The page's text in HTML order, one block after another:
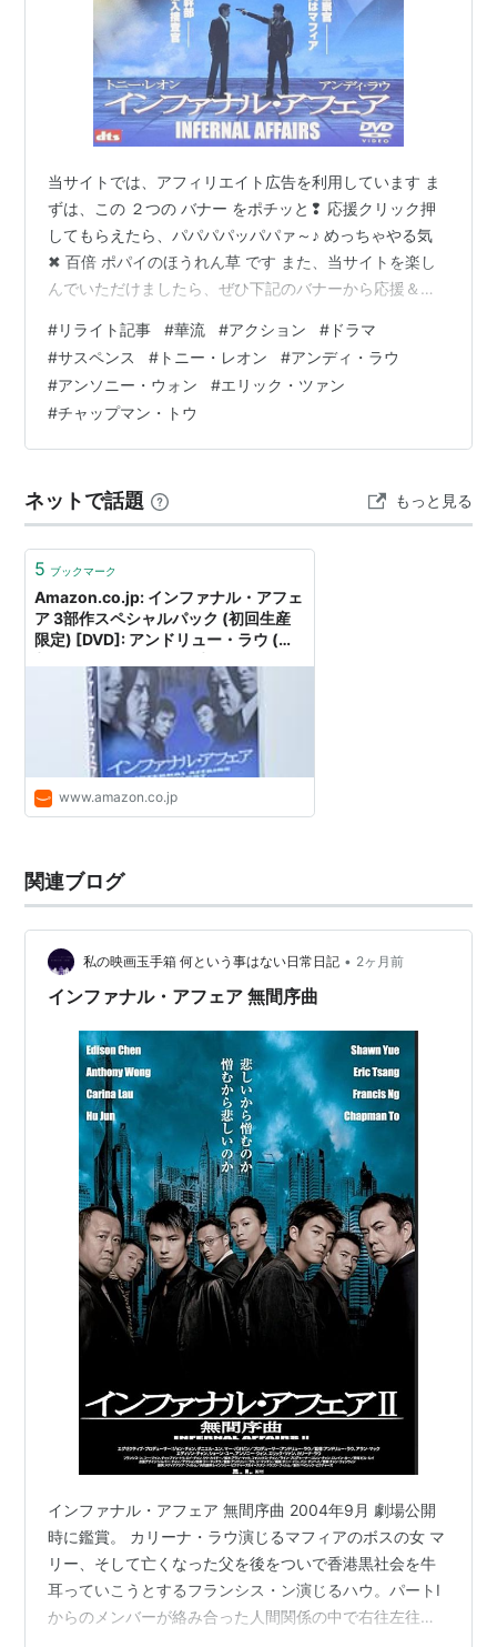
の主演賞を受賞した。
出演作は、
インファナル・アフェア 終極無間(2005)
１：９９ 電影行動(2003)
ツインズ・エフェクト(2003)
ブラック・シティ 黒白森林(2003)
メダリオン(2003)
インファナル・アフェア 無間序曲(2003)
インファナル・アフェア(2002)
スー・チーin ヴィジブル・シークレット(2002)
ブルース・ロウ 猛龍特技 香港スタント伝説
(2000)
愛は波の彼方に(1999)
センチュリー・オブ・ザ・ドラゴン(1999)
八仙飯店之人肉饅頭２＜未＞(1998)
風雲 ストームライダーズ(1998)
ＢＥＡＳＴ ＣＯＰＳ 野獣刑警＜未＞(1998)
炎の大捜査線２(1997)
アルマゲドン＜未＞(1997)
Ｇ４特工 ＯＰＴＩＯＮ ＺＥＲＯ＜未＞
欲望の街・古惑仔 II／台湾立志伝(1996)
エボラ・シンドローム／悪魔の殺人ウィルス
(1996)
ブラック・マスク(1996)
野獣特捜隊(1994)
カジノ・シンジケート／組織犯罪覇権抗争＜未
＞(1994)
風よさらば(1993)
八仙飯店之人肉饅頭＜未＞(1993)
溶屍鬼＜未＞(1993)
ワンダーガールズ東方三侠＜未＞(1993)
ワンダーガールズ東方三侠２＜未＞(1993)
恋のトラブルメイカー＜未＞(1992)
ハード・ボイルド／新・男たちの挽歌(1992)
真説エロティック・ゴースト・ストーリー／覇
王ウーチュンの逆襲＜未＞(1991)
ＨＡＫＥＮ 覇拳＜OV＞(1991)
バイオレンス・コップ／復讐計画＜未＞(1990)
恋愛季節＜未＞(1986)
・・・等、多数。
当サイトでは、アフィリエイト広告を利用しています ま
ずは、この ２つの バナー をポチッと❢ 応援クリック押
してもらえたら、パパパパッパパァ～♪ めっちゃやる気
✖ 百倍 ポパイのほうれん草 です また、当サイトを楽し
んでいただけましたら、ぜひ下記のバナーから応援＆フ
は じ め に ご 挨 拶 本 編 インファナル・アフェア - 原
題：無間道、英題：Infernal Affairs 概 要 キャスト スタ
ッフほか お わ り に ご 挨 拶 万 屋 掲 示 板 ブログサーク
ルコメント ＃ハッシュタグ（IN POINT） やる気 …
#リライト記事 #華流 #アクション # ドラマ
#サスペンス # トニー・レオン #アンディ・ラウ
#アンソニー・ウォン #エリック・ツァン
#チャップマン・トウ
ネットで話題 もっと見る
5 ブックマーク
Amazon.co.jp: インファナル・アフェ
ア 3部作スペシャルパック (初回生産
限定) [DVD]: アンドリュー・ラウ (監
ィ・ラウ (出演), トニー・レオン (出
演), レオン・ライ (出演), チェン・ダ
オミン (出演), ケリー・チャン (出演),
アンソニー・ウォン (出演): DVD
www.amazon.co.jp
関連ブログ
私の映画玉手箱 何という事はない日常日記 • 2ヶ月前
インファナル・アフェア 無間序曲
インファナル・アフェア 無間序曲 2004年9月 劇場公開
時に鑑賞。 カリーナ・ラウ演じるマフィアのボスの女 マ
リー、そして亡くなった父を後をついで香港黒社会を牛
耳っていこうとするフランシス・ン演じるハウ。パートⅠ
からのメンバーが絡み合った人間関係の中で右往左往し